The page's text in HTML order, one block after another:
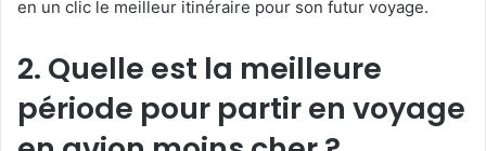
en un clic le meilleur itinéraire pour son futur voyage.
2. Quelle est la meilleure
période pour partir en voyage